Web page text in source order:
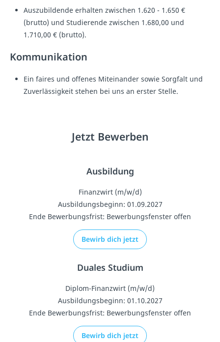
Auszubildende erhalten zwischen 1.620 - 1.650 €
(brutto) und Studierende zwischen 1.680,00 und
1.710,00 € (brutto).
Kommunikation
Ein faires und offenes Miteinander sowie Sorgfalt und
Zuverlässigkeit stehen bei uns an erster Stelle.
Jetzt Bewerben
Ausbildung
Finanzwirt (m/w/d)
Ausbildungsbeginn: 01.09.2027
Ende Bewerbungsfrist: Bewerbungsfenster offen
Bewirb dich jetzt
Duales Studium
Diplom-Finanzwirt (m/w/d)
Ausbildungsbeginn: 01.10.2027
Ende Bewerbungsfrist: Bewerbungsfenster offen
Bewirb dich jetzt